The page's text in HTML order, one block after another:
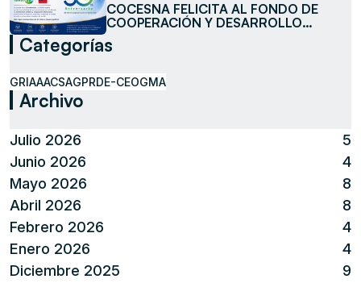
COCESNA FELICITA AL FONDO DE
COOPERACIÓN Y DESARROLLO
(TAIWANICDF) EN SU 30 ANIVERSARIO
Categorías
GRIAAACSAGPRDE-CEOGMA
Archivo
Julio 2026
5
Junio 2026
4
Mayo 2026
8
Abril 2026
8
Febrero 2026
4
Enero 2026
4
Diciembre 2025
9